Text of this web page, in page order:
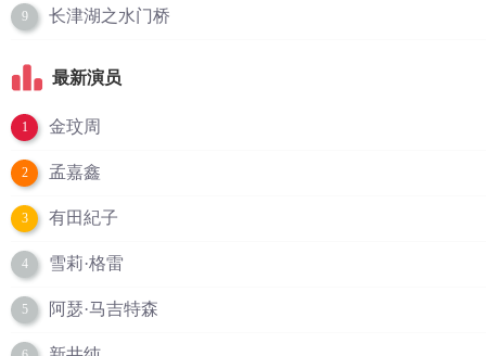
9 长津湖之水门桥
最新演员
1 金玟周
2 孟嘉鑫
3 有田紀子
4 雪莉·格雷
5 阿瑟·马吉特森